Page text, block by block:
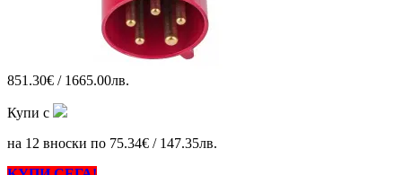
851.30€ / 1665.00лв.
Купи с
на 12 вноски по 75.34€ / 147.35лв.